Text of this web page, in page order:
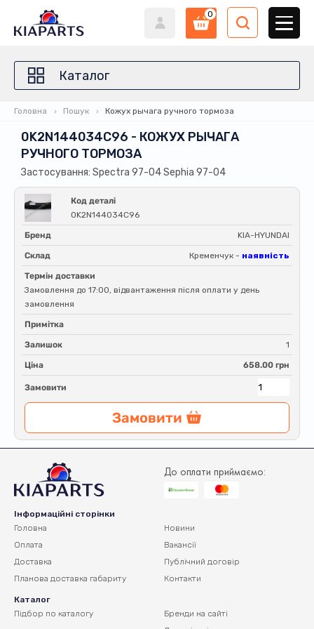
0
Каталог
Головна Пошук Кожух рычага ручного тормоза
0K2N144034C96 - КОЖУХ РЫЧАГА
РУЧНОГО ТОРМОЗА
Застосування: Spectra 97-04 Sephia 97-04
Код деталі
0K2N144034C96
Бренд KIA-HYUNDAI
Склад Кременчук - наявність
Термін доставки
Замовлення до 17:00, відвантаження після оплати у день
замовлення
Примітка
Залишок 1
Ціна 658.00 грн
Замовити
Замовити
До оплати приймаємо:
Інформаційні сторінки
Головна
Оплата
Доставка
Планова доставка габариту
Новини
Вакансії
Публічний договір
Контакти
Каталог
Підбор по каталогу
Бренди на сайті